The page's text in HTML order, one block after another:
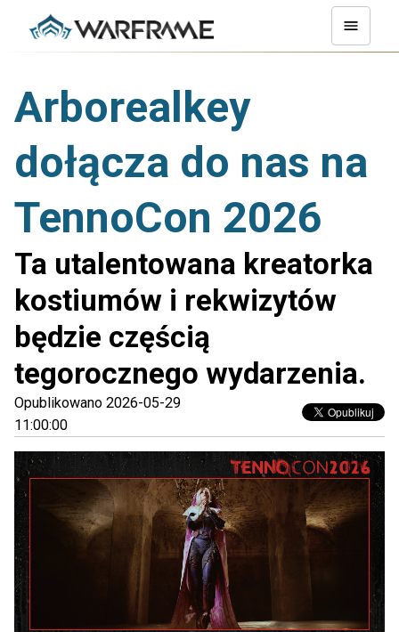
Arborealkey
dołącza do nas na
TennoCon 2026
Ta utalentowana kreatorka
kostiumów i rekwizytów
będzie częścią
tegorocznego wydarzenia.
Opublikowano 2026-05-29
11:00:00